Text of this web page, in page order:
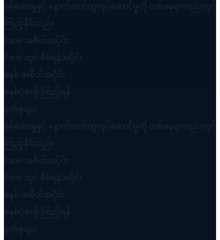
စစ်ဆေးမှုနှင့် နောက်ဆက်တွဲလုပ်ဆောင်မှုကို တစ်နေရာတည်းတွင်
ကြည့်နိုင်သည်။
Excel အစိတ်အပိုင်း
Excel တွင် စီမံရန်အပိုင်း
စနစ် အစိတ်အပိုင်း
စနစ်ပုံစံကို ကြည့်ရန်
မှတ်စုများ
စစ်ဆေးမှုနှင့် နောက်ဆက်တွဲလုပ်ဆောင်မှုကို တစ်နေရာတည်းတွင်
ကြည့်နိုင်သည်။
Excel အစိတ်အပိုင်း
Excel တွင် စီမံရန်အပိုင်း
စနစ် အစိတ်အပိုင်း
စနစ်ပုံစံကို ကြည့်ရန်
မှတ်စုများ